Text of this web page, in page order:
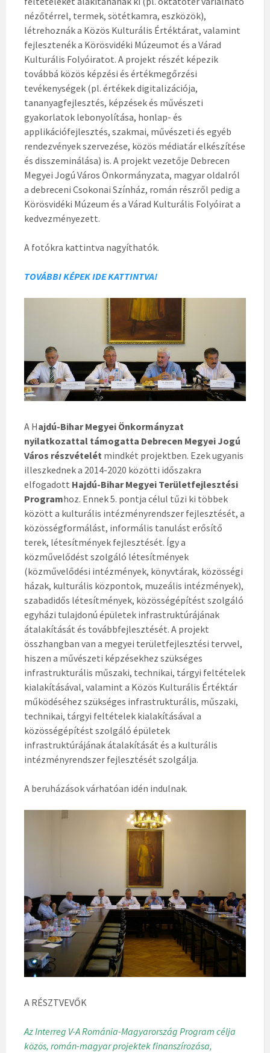
nézőtérrel, termek, sötétkamra, eszközök),
létrehoznák a Közös Kulturális Értéktárat, valamint
fejlesztenék a Körösvidéki Múzeumot és a Várad
Kulturális Folyóiratot. A projekt részét képezik
továbbá közös képzési és értékmegőrzési
tevékenységek (pl. értékek digitalizációja,
tananyagfejlesztés, képzések és művészeti
gyakorlatok lebonyolítása, honlap- és
applikációfejlesztés, szakmai, művészeti és egyéb
rendezvények szervezése, közös médiatár elkészítése
és disszeminálása) is. A projekt vezetője Debrecen
Megyei Jogú Város Önkormányzata, magyar oldalról
a debreceni Csokonai Színház, román részről pedig a
Körösvidéki Múzeum és a Várad Kulturális Folyóirat a
kedvezményezett.
A fotókra kattintva nagyíthatók.
TOVÁBBI KÉPEK IDE KATTINTVA!
A Hajdú-Bihar Megyei Önkormányzat
nyilatkozattal támogatta Debrecen Megyei Jogú
Város részvételét mindkét projektben. Ezek ugyanis
illeszkednek a 2014-2020 közötti időszakra
elfogadott Hajdú-Bihar Megyei Területfejlesztési
Programhoz. Ennek 5. pontja célul tűzi ki többek
között a kulturális intézményrendszer fejlesztését, a
közösségformálást, informális tanulást erősítő
terek, létesítmények fejlesztését. Így a
közművelődést szolgáló létesítmények
(közművelődési intézmények, könyvtárak, közösségi
házak, kulturális központok, muzeális intézmények),
szabadidős létesítmények, közösségépítést szolgáló
egyházi tulajdonú épületek infrastruktúrájának
átalakítását és továbbfejlesztését. A projekt
összhangban van a megyei területfejlesztési tervvel,
hiszen a művészeti képzésekhez szükséges
infrastrukturális műszaki, technikai, tárgyi feltételek
kialakításával, valamint a Közös Kulturális Értéktár
működéséhez szükséges infrastrukturális, műszaki,
technikai, tárgyi feltételek kialakításával a
közösségépítést szolgáló épületek
infrastruktúrájának átalakítását és a kulturális
intézményrendszer fejlesztését szolgálja.
A beruházások várhatóan idén indulnak.
A RÉSZTVEVŐK
Az Interreg V-A Románia-Magyarország Program célja
közös, román-magyar projektek finanszírozása,